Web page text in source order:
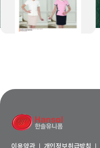
이용약관 개인정보취급방침